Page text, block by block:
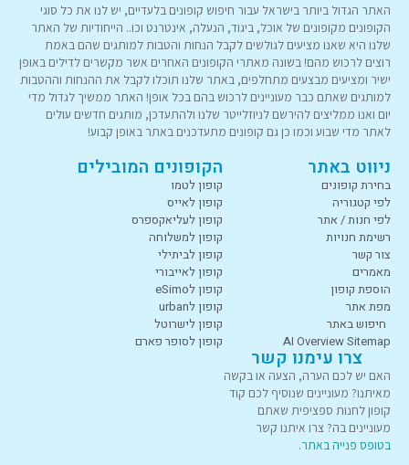
האתר הגדול ביותר בישראל עבור חיפוש קופונים בלעדיים, יש לנו את כל סוגי
הקופונים מקופונים של אוכל, ביגוד, הנעלה, אינטרנט וכו.. הייחודיות של האתר
שלנו היא שאנו מציעים לגולשים לקבל הנחות והטבות למותגים שהם באמת
רוצים לרכוש מהם! בשונה מאתרי הקופונים האחרים אשר מקשרים לדילים באופן
ישיר ומציעים מבצעים מתחלפים, באתר שלנו תוכלו לקבל את ההנחות וההטבות
למותגים שאתם כבר מעוניינים לרכוש בהם בכל אופן! האתר ממשיך לגדול מדי
יום ואנו ממליצים להירשם לניוזלייטר שלנו ולהתעדכן, מותגים חדשים עולים
לאתר מדי שבוע וכמו כן גם קופונים מתעדכנים באתר באופן קבוע!
ניווט באתר
בחירת קופונים
לפי קטגוריה
לפי חנות / אתר
רשימת חנויות
צור קשר
מאמרים
הוספת קופון
מפת אתר
חיפוש באתר
AI Overview Sitemap
הקופונים המובילים
קופון לטמו
קופון לאייס
קופון לעליאקספרס
קופון למשלוחה
קופון לביתילי
קופון לאייבורי
קופון לeSimo
קופון לurban
קופון לישרוטל
קופון לסופר פארם
צרו עימנו קשר
האם יש לכם הערה, הצעה או בקשה
מאיתנו? מעוניינים שנוסיף לכם קוד
קופון לחנות ספציפית שאתם
מעוניינים בה? צרו איתנו קשר
בטופס פנייה באתר.